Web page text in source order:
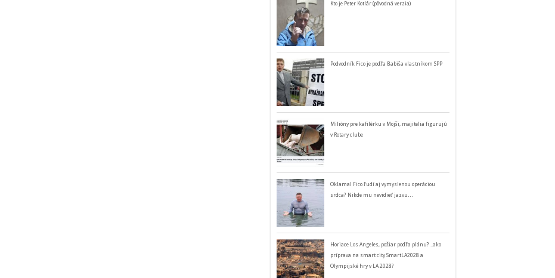
Kto je Peter Kotlár (pôvodná verzia)
Podvodník Fico je podľa Babiša vlastníkom SPP
Milióny pre kafilérku v Mojši, majitelia figurujú
v Rotary clube
Oklamal Fico ľudí aj vymyslenou operáciou
srdca? Nikde mu nevidieť jazvu…
Horiace Los Angeles, požiar podľa plánu? ..ako
príprava na smart city SmartLA2028 a
Olympijské hry v LA 2028?